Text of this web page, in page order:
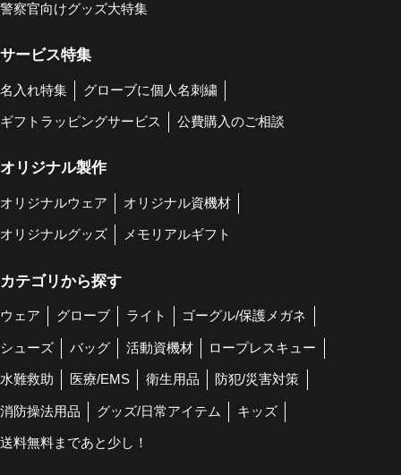
警察官向けグッズ大特集
サービス特集
名入れ特集 グローブに個人名刺繍
ギフトラッピングサービス 公費購入のご相談
オリジナル製作
オリジナルウェア オリジナル資機材
オリジナルグッズ メモリアルギフト
カテゴリから探す
ウェア グローブ ライト ゴーグル/保護メガネ
シューズ バッグ 活動資機材 ロープレスキュー
水難救助 医療/EMS 衛生用品 防犯/災害対策
消防操法用品 グッズ/日常アイテム キッズ
送料無料まであと少し！